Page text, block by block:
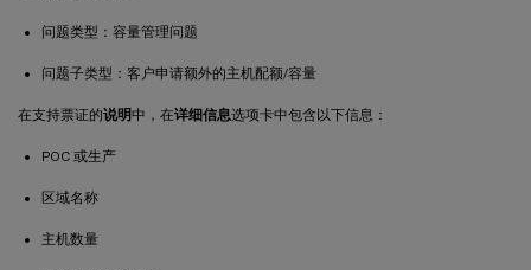
问题类型：容量管理问题
问题子类型：客户申请额外的主机配额/容量
在支持票证的说明中，在详细信息选项卡中包含以下信息：
POC 或生产
区域名称
主机数量